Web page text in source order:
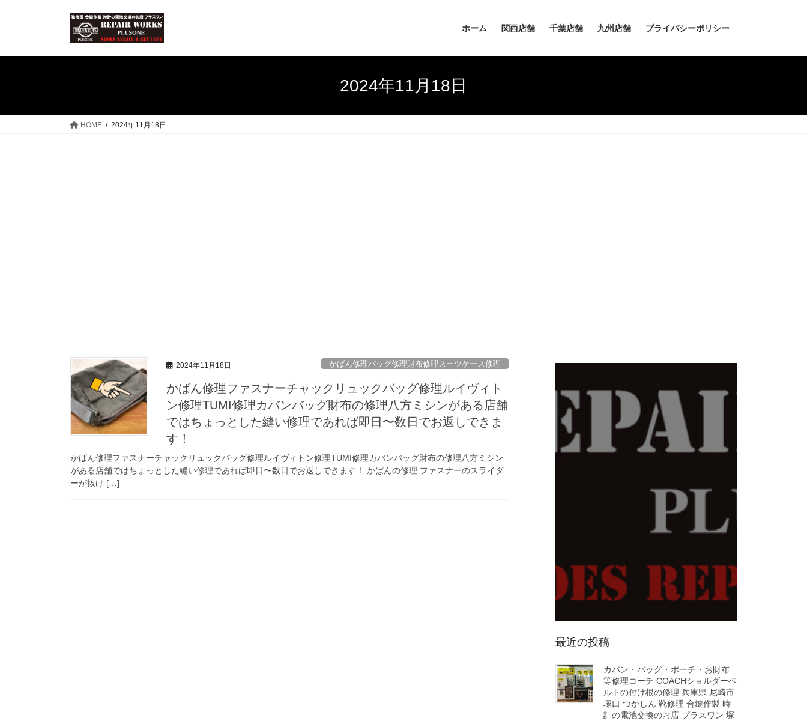
ホーム 関西店舗 千葉店舗 九州店舗 プライバシーポリシー
2024年11月18日
HOME 2024年11月18日
2024年11月18日 かばん修理バッグ修理財布修理スーツケース修理
かばん修理ファスナーチャックリュックバッグ修理ルイヴィト
ン修理TUMI修理カバンバッグ財布の修理八方ミシンがある店舗
ではちょっとした縫い修理であれば即日〜数日でお返しできま
す！
かばん修理ファスナーチャックリュックバッグ修理ルイヴィトン修理TUMI修理カバンバッグ財布の修理八方ミシン
がある店舗ではちょっとした縫い修理であれば即日〜数日でお返しできます！ かばんの修理 ファスナーのスライダ
ーが抜け […]
最近の投稿
カバン・バッグ・ポーチ・お財布
等修理コーチ COACHショルダーベ
ルトの付け根の修理 兵庫県 尼崎市
塚口 つかしん 靴修理 合鍵作製 時
計の電池交換のお店 プラスワン 塚